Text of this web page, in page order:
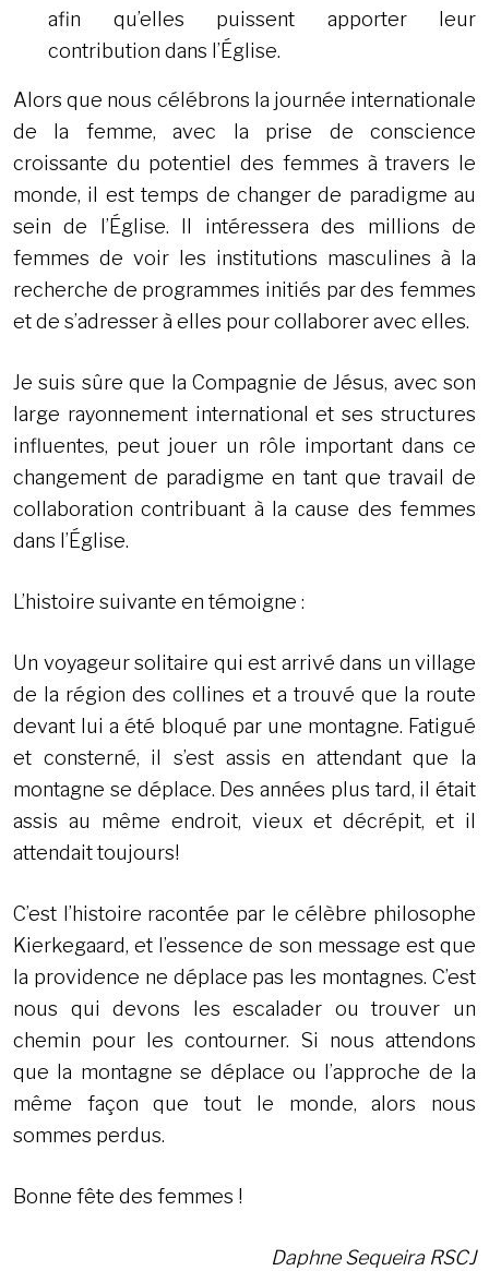
afin qu’elles puissent apporter leur
contribution dans l’Église.
Alors que nous célébrons la journée internationale
de la femme, avec la prise de conscience
croissante du potentiel des femmes à travers le
monde, il est temps de changer de paradigme au
sein de l’Église. Il intéressera des millions de
femmes de voir les institutions masculines à la
recherche de programmes initiés par des femmes
et de s’adresser à elles pour collaborer avec elles.
Je suis sûre que la Compagnie de Jésus, avec son
large rayonnement international et ses structures
influentes, peut jouer un rôle important dans ce
changement de paradigme en tant que travail de
collaboration contribuant à la cause des femmes
dans l’Église.
L’histoire suivante en témoigne :
Un voyageur solitaire qui est arrivé dans un village
de la région des collines et a trouvé que la route
devant lui a été bloqué par une montagne. Fatigué
et consterné, il s’est assis en attendant que la
montagne se déplace. Des années plus tard, il était
assis au même endroit, vieux et décrépit, et il
attendait toujours!
C’est l’histoire racontée par le célèbre philosophe
Kierkegaard, et l’essence de son message est que
la providence ne déplace pas les montagnes. C’est
nous qui devons les escalader ou trouver un
chemin pour les contourner. Si nous attendons
que la montagne se déplace ou l’approche de la
même façon que tout le monde, alors nous
sommes perdus.
Bonne fête des femmes !
Daphne Sequeira RSCJ